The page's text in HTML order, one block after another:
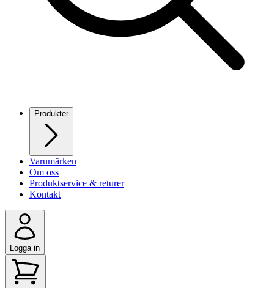
Produkter
Varumärken
Om oss
Produktservice & returer
Kontakt
Logga in